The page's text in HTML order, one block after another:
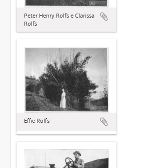
Peter Henry Rolfs e Clarissa
Rolfs
Effie Rolfs